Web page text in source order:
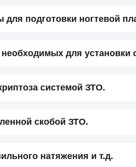
подготовки ногтевой
для установки
системой ЗТО.
скобой ЗТО.
натяжения и т.д.